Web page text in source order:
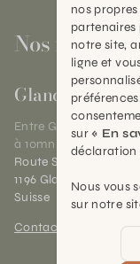
Nos
Gland
Entre Genève et
à 10mn de Nyon
Route Suisse 40
1196 Gland (VD)
Suisse
Contact et horaires
nos
notre site,
ligne et
sur « En
déclaration
Nous vous
sur notre